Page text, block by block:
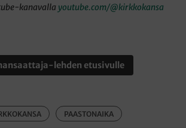
kanavalla youtube.com/@kirkkokansa
lehden etusivulle
PAASTONAIKA